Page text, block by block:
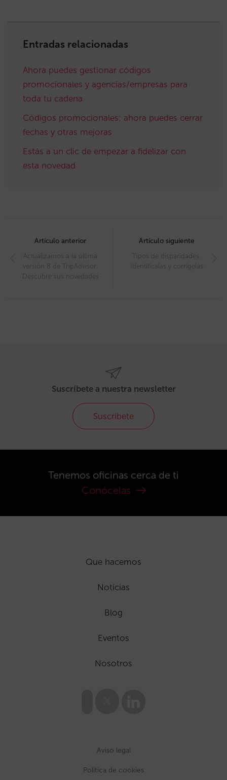
Entradas relacionadas
Ahora puedes gestionar códigos
promocionales y agencias/empresas para
toda tu cadena
Códigos promocionales: ahora puedes cerrar
fechas y otras mejoras
Estás a un clic de empezar a fidelizar con
esta novedad
navigation
Artículo anterior
Actualizamos a la última
versión 8 de TripAdvisor.
Descubre sus novedades
Artículo siguiente
Tipos de disparidades.
Identifícalas y corrígelas
Suscríbete a nuestra newsletter
Suscríbete
Tenemos oficinas cerca de ti
Conócelas
Que hacemos
Noticias
Blog
Eventos
Nosotros
Aviso legal
Política de cookies